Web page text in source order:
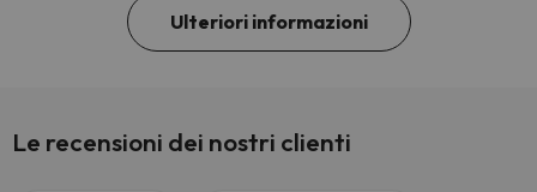
Ulteriori informazioni
Le recensioni dei nostri clienti